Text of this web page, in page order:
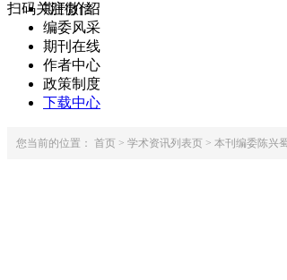
扫码关注微信
期刊介绍
编委风采
期刊在线
作者中心
政策制度
下载中心
您当前的位置： 首页 > 学术资讯列表页 > 本刊编委陈兴